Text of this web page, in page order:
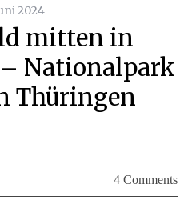
2024
mitten in
Nationalpark
Thüringen
4 Comments